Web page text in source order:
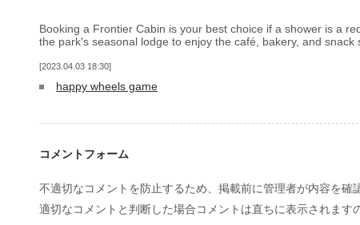
Booking a Frontier Cabin is your best choice if a shower is a
the park's seasonal lodge to enjoy the café, bakery, and snack
2023.04.03 18:30
happy wheels game
コメントフォーム
不適切なコメントを防止するため、掲載前に管理者が内容を確
適切なコメントと判断した場合コメントは直ちに表示されます